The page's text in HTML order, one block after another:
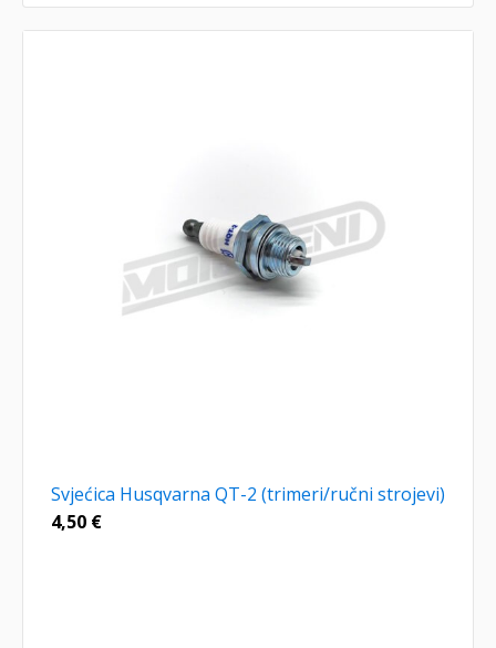
Svjećica Husqvarna QT-2 (trimeri/ručni strojevi)
4,50 €